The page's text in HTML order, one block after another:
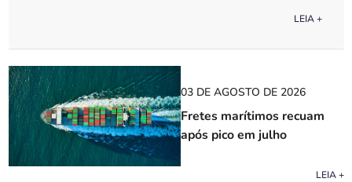
LEIA +
03 DE AGOSTO DE 2026
Fretes marítimos recuam
após pico em julho
LEIA +